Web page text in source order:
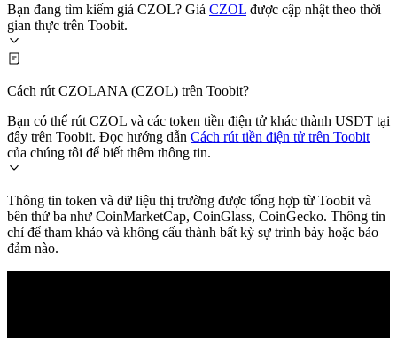
Bạn đang tìm kiếm giá CZOL? Giá CZOL được cập nhật theo thời
gian thực trên Toobit.
Cách rút CZOLANA (CZOL) trên Toobit?
Bạn có thể rút CZOL và các token tiền điện tử khác thành USDT tại
đây trên Toobit. Đọc hướng dẫn Cách rút tiền điện tử trên Toobit
của chúng tôi để biết thêm thông tin.
Thông tin token và dữ liệu thị trường được tổng hợp từ Toobit và
bên thứ ba như CoinMarketCap, CoinGlass, CoinGecko. Thông tin
chỉ để tham khảo và không cấu thành bất kỳ sự trình bày hoặc bảo
đảm nào.